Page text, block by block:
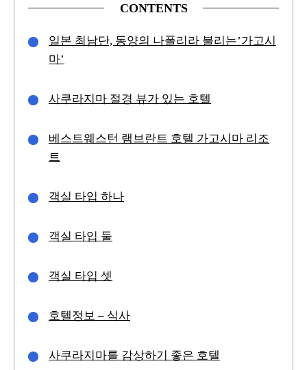
CONTENTS
일본 최남단, 동양의 나폴리라 불리는’가고시
마’
사쿠라지마 절경 뷰가 있는 호텔
베스트웨스턴 램브란트 호텔 가고시마 리조
트
객실 타입 하나
객실 타입 둘
객실 타입 셋
호텔정보 – 식사
사쿠라지마를 감상하기 좋은 호텔